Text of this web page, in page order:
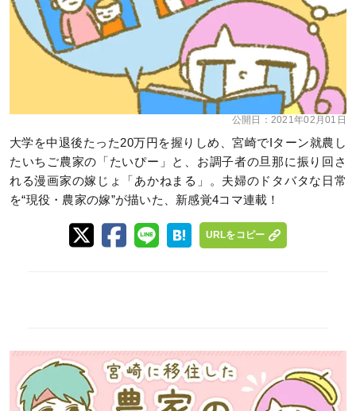
公開日： 2021年02月01日
大学を中退後たった20万円を握りしめ、宮崎でIターン就農し
たいちご農家の「たいぴー」と、お調子者の旦那に振り回さ
れる漫画家の嫁じょ「あかねまる」。夫婦のドタバタな日常
を“現役・農家の嫁”が描いた、新感覚4コマ連載！
URLをコピー